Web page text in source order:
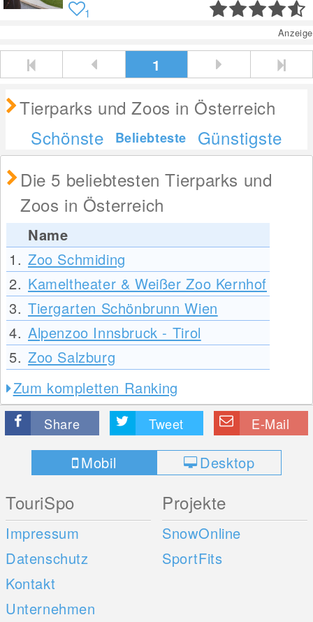
1
Anzeige
1
Tierparks und Zoos in Österreich
Schönste
Beliebteste
Günstigste
Die 5 beliebtesten Tierparks und
Zoos in Österreich
Name
1. Zoo Schmiding
2. Kameltheater & Weißer Zoo Kernhof
3. Tiergarten Schönbrunn Wien
4. Alpenzoo Innsbruck - Tirol
5. Zoo Salzburg
Zum kompletten Ranking
Share Tweet E-Mail
Mobil Desktop
TouriSpo
Impressum
Datenschutz
Kontakt
Unternehmen
Projekte
SnowOnline
SportFits